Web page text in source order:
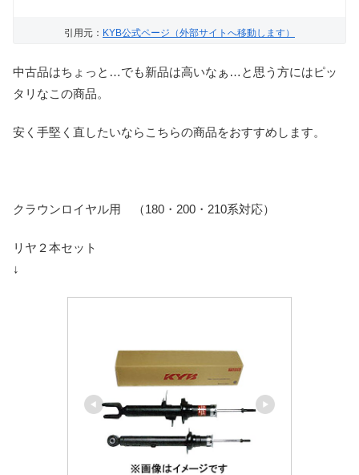
引用元： KYB公式ページ（外部サイトへ移動します）
中古品はちょっと…でも新品は高いなぁ…と思う方にはピッ
タリなこの商品。
安く手堅く直したいならこちらの商品をおすすめします。
クラウンロイヤル用 （180・200・210系対応）
リヤ２本セット
↓